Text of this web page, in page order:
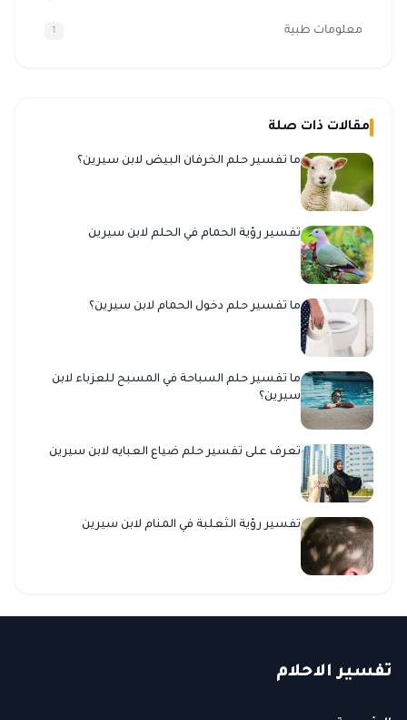
معلومات طبية 1
مقالات ذات صلة
ما تفسير حلم الخرفان البيض لابن سيرين؟
تفسير رؤية الحمام في الحلم لابن سيرين
ما تفسير حلم دخول الحمام لابن سيرين؟
ما تفسير حلم السباحة في المسبح للعزباء لابن
سيرين؟
تعرف على تفسير حلم ضياع العبايه لابن سيرين
تفسير رؤية الثعلبة في المنام لابن سيرين
تفسير الاحلام